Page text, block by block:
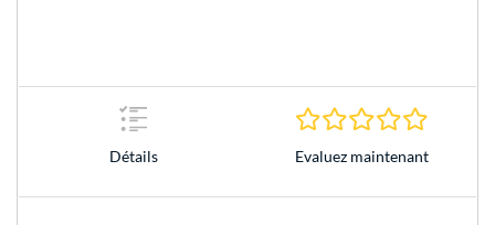
Détails Evaluez maintenant